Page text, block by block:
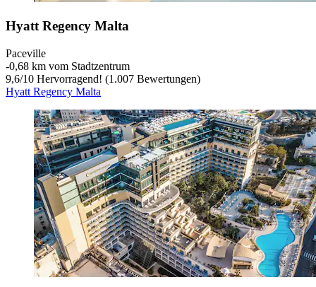
Hyatt Regency Malta
Paceville
‐0,68 km vom Stadtzentrum
9,6/10 Hervorragend! (1.007 Bewertungen)
Hyatt Regency Malta